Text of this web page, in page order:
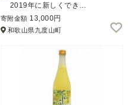
2019年に新しくでき…
寄附金額 13,000円
和歌山県九度山町